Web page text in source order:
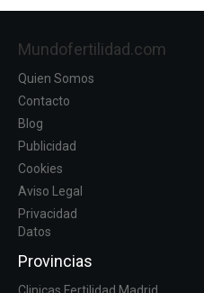
Mundofertilidad.com
Quien Somos
Contacto
Blog
Publicidad
Cookies
Aviso Legal
Privacidad
Datos
Provincias